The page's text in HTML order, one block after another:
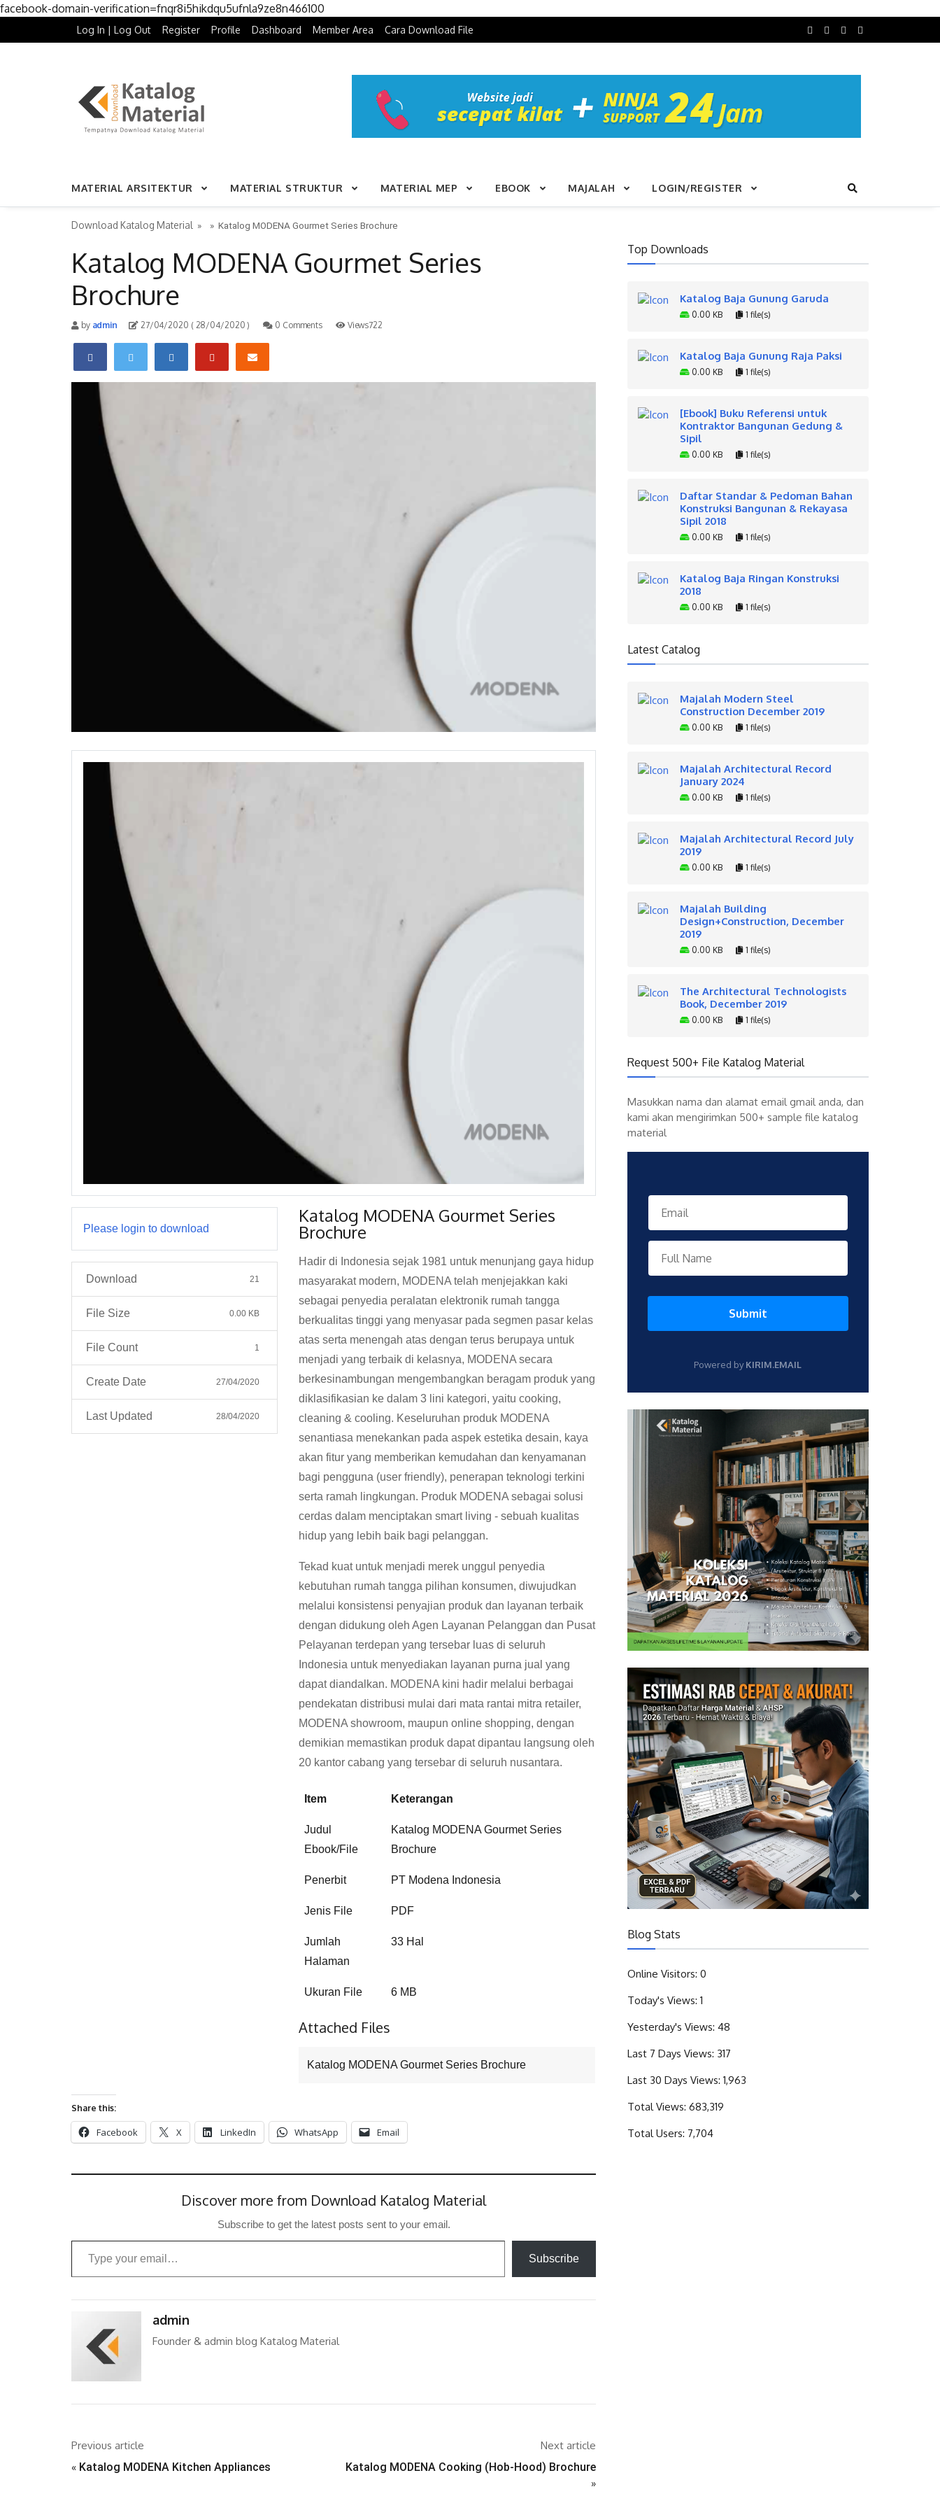
facebook-domain-verification=fnqr8i5hikdqu5ufnla9ze8n466100
Log In | Log Out Register Profile Dashboard Member Area Cara Download File
MATERIAL ARSITEKTUR MATERIAL STRUKTUR MATERIAL MEP EBOOK MAJALAH LOGIN/REGISTER
Download Katalog Material » » Katalog MODENA Gourmet Series Brochure
Katalog MODENA Gourmet Series
Brochure
byadmin 27/04/2020 ( 28/04/2020 ) 0 Comments Views722
FacebookTwitter Linkedin Pinterest Email
Please login to download
Download 21
File Size 0.00 KB
File Count 1
Create Date 27/04/2020
Last Updated 28/04/2020
Katalog MODENA Gourmet Series
Brochure
Hadir di Indonesia sejak 1981 untuk menunjang gaya hidup
masyarakat modern, MODENA telah menjejakkan kaki
sebagai penyedia peralatan elektronik rumah tangga
berkualitas tinggi yang menyasar pada segmen pasar kelas
atas serta menengah atas dengan terus berupaya untuk
menjadi yang terbaik di kelasnya, MODENA secara
berkesinambungan mengembangkan beragam produk yang
diklasifikasian ke dalam 3 lini kategori, yaitu cooking,
cleaning & cooling. Keseluruhan produk MODENA
senantiasa menekankan pada aspek estetika desain, kaya
akan fitur yang memberikan kemudahan dan kenyamanan
bagi pengguna (user friendly), penerapan teknologi terkini
serta ramah lingkungan. Produk MODENA sebagai solusi
cerdas dalam menciptakan smart living - sebuah kualitas
hidup yang lebih baik bagi pelanggan.
Tekad kuat untuk menjadi merek unggul penyedia
kebutuhan rumah tangga pilihan konsumen, diwujudkan
melalui konsistensi penyajian produk dan layanan terbaik
dengan didukung oleh Agen Layanan Pelanggan dan Pusat
Pelayanan terdepan yang tersebar luas di seluruh
Indonesia untuk menyediakan layanan purna jual yang
dapat diandalkan. MODENA kini hadir melalui berbagai
pendekatan distribusi mulai dari mata rantai mitra retailer,
MODENA showroom, maupun online shopping, dengan
demikian memastikan produk dapat dipantau langsung oleh
20 kantor cabang yang tersebar di seluruh nusantara.
Item Keterangan
Judul
Ebook/File
Katalog MODENA Gourmet Series
Brochure
Penerbit PT Modena Indonesia
Jenis File PDF
Jumlah
Halaman
33 Hal
Ukuran File 6 MB
Attached Files
Katalog MODENA Gourmet Series Brochure
Share this:
Facebook X LinkedIn WhatsApp Email
Discover more from Download Katalog Material
Subscribe to get the latest posts sent to your email.
Type your email…
Subscribe
admin
Founder & admin blog Katalog Material
Previous article
« Katalog MODENA Kitchen Appliances
Next article
Katalog MODENA Cooking (Hob-Hood) Brochure
»
Top Downloads
Katalog Baja Gunung Garuda
0.00 KB 1 file(s)
Katalog Baja Gunung Raja Paksi
0.00 KB 1 file(s)
[Ebook] Buku Referensi untuk
Kontraktor Bangunan Gedung &
Sipil
0.00 KB 1 file(s)
Daftar Standar & Pedoman Bahan
Konstruksi Bangunan & Rekayasa
Sipil 2018
0.00 KB 1 file(s)
Katalog Baja Ringan Konstruksi
2018
0.00 KB 1 file(s)
Latest Catalog
Majalah Modern Steel
Construction December 2019
0.00 KB 1 file(s)
Majalah Architectural Record
January 2024
0.00 KB 1 file(s)
Majalah Architectural Record July
2019
0.00 KB 1 file(s)
Majalah Building
Design+Construction, December
2019
0.00 KB 1 file(s)
The Architectural Technologists
Book, December 2019
0.00 KB 1 file(s)
Request 500+ File Katalog Material
Masukkan nama dan alamat email gmail anda, dan
kami akan mengirimkan 500+ sample file katalog
material
Submit
Powered byKIRIM.EMAIL
Blog Stats
Online Visitors: 0
Today's Views: 1
Yesterday's Views: 48
Last 7 Days Views: 317
Last 30 Days Views: 1,963
Total Views: 683,319
Total Users: 7,704